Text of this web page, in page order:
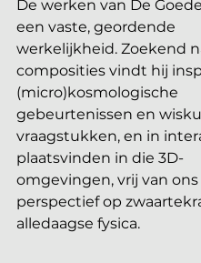
De werken van De
een vaste, geordende
werkelijkheid. Zoekend
composities vindt hij
(micro)kosmologische
gebeurtenissen en
vraagstukken, en in
plaatsvinden in die 3D-
omgevingen, vrij van
perspectief op
alledaagse fysica.